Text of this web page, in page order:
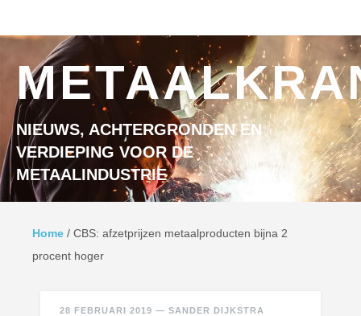
NIEUWS, ACHTERGRONDEN EN
VERDIEPING VOOR DE
METAALINDUSTRIE
Home / CBS: afzetprijzen metaalproducten bijna 2
procent hoger
28 FEBRUARI 2019 —SANDER DIJKSTRA